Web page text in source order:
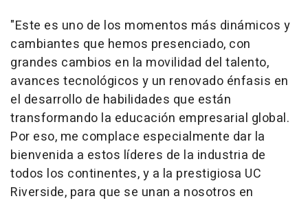
"Este es uno de los momentos más dinámicos y
cambiantes que hemos presenciado, con
grandes cambios en la movilidad del talento,
avances tecnológicos y un renovado énfasis en
el desarrollo de habilidades que están
transformando la educación empresarial global.
Por eso, me complace especialmente dar la
bienvenida a estos líderes de la industria de
todos los continentes, y a la prestigiosa UC
Riverside, para que se unan a nosotros en